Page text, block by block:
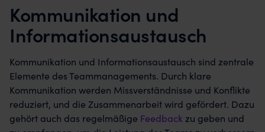
Kommunikation und
Informationsaustausch
Kommunikation und Informationsaustausch sind zentrale
Elemente des Teammanagements. Durch klare
Kommunikation werden Missverständnisse und Konflikte
reduziert, und die Zusammenarbeit wird gefördert. Dazu
gehört auch das regelmäßige Feedback zu geben und